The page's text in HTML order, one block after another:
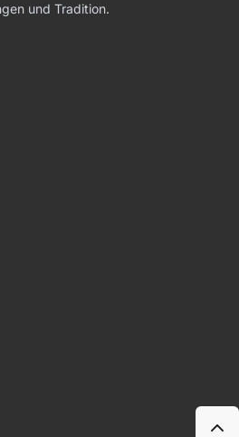
und Tradition.